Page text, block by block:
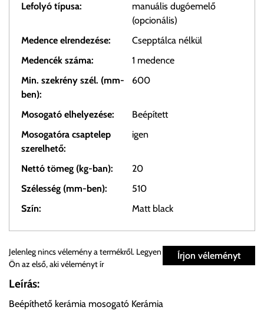
Lefolyó típusa:
manuális dugóemelő
(opcionális)
Medence elrendezése:
Csepptálca nélkül
Medencék száma:
1 medence
Min. szekrény szél. (mm-
ben):
600
Mosogató elhelyezése:
Beépített
Mosogatóra csaptelep
szerelhető:
igen
Nettó tömeg (kg-ban):
20
Szélesség (mm-ben):
510
Szín:
Matt black
Személyes átvétel:
Önnek lehetősége van rendelését a beérkezést követően
ingyenesen átvenni Budapesti Cégcsoportunk Stúdiójában
előre egyeztetett időpontban.
Írjon véleményt
Jelenleg nincs vélemény a termékről. Legyen
Ön az első, aki véleményt ír
Leírás:
Beépíthető kerámia mosogató Kerámia